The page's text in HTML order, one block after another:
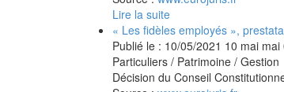
Lire la suite
« Les fidèles employés »,
Publié le : 10/05/2021 10 mai mai
Particuliers / Patrimoine / Gestion
Décision du Conseil